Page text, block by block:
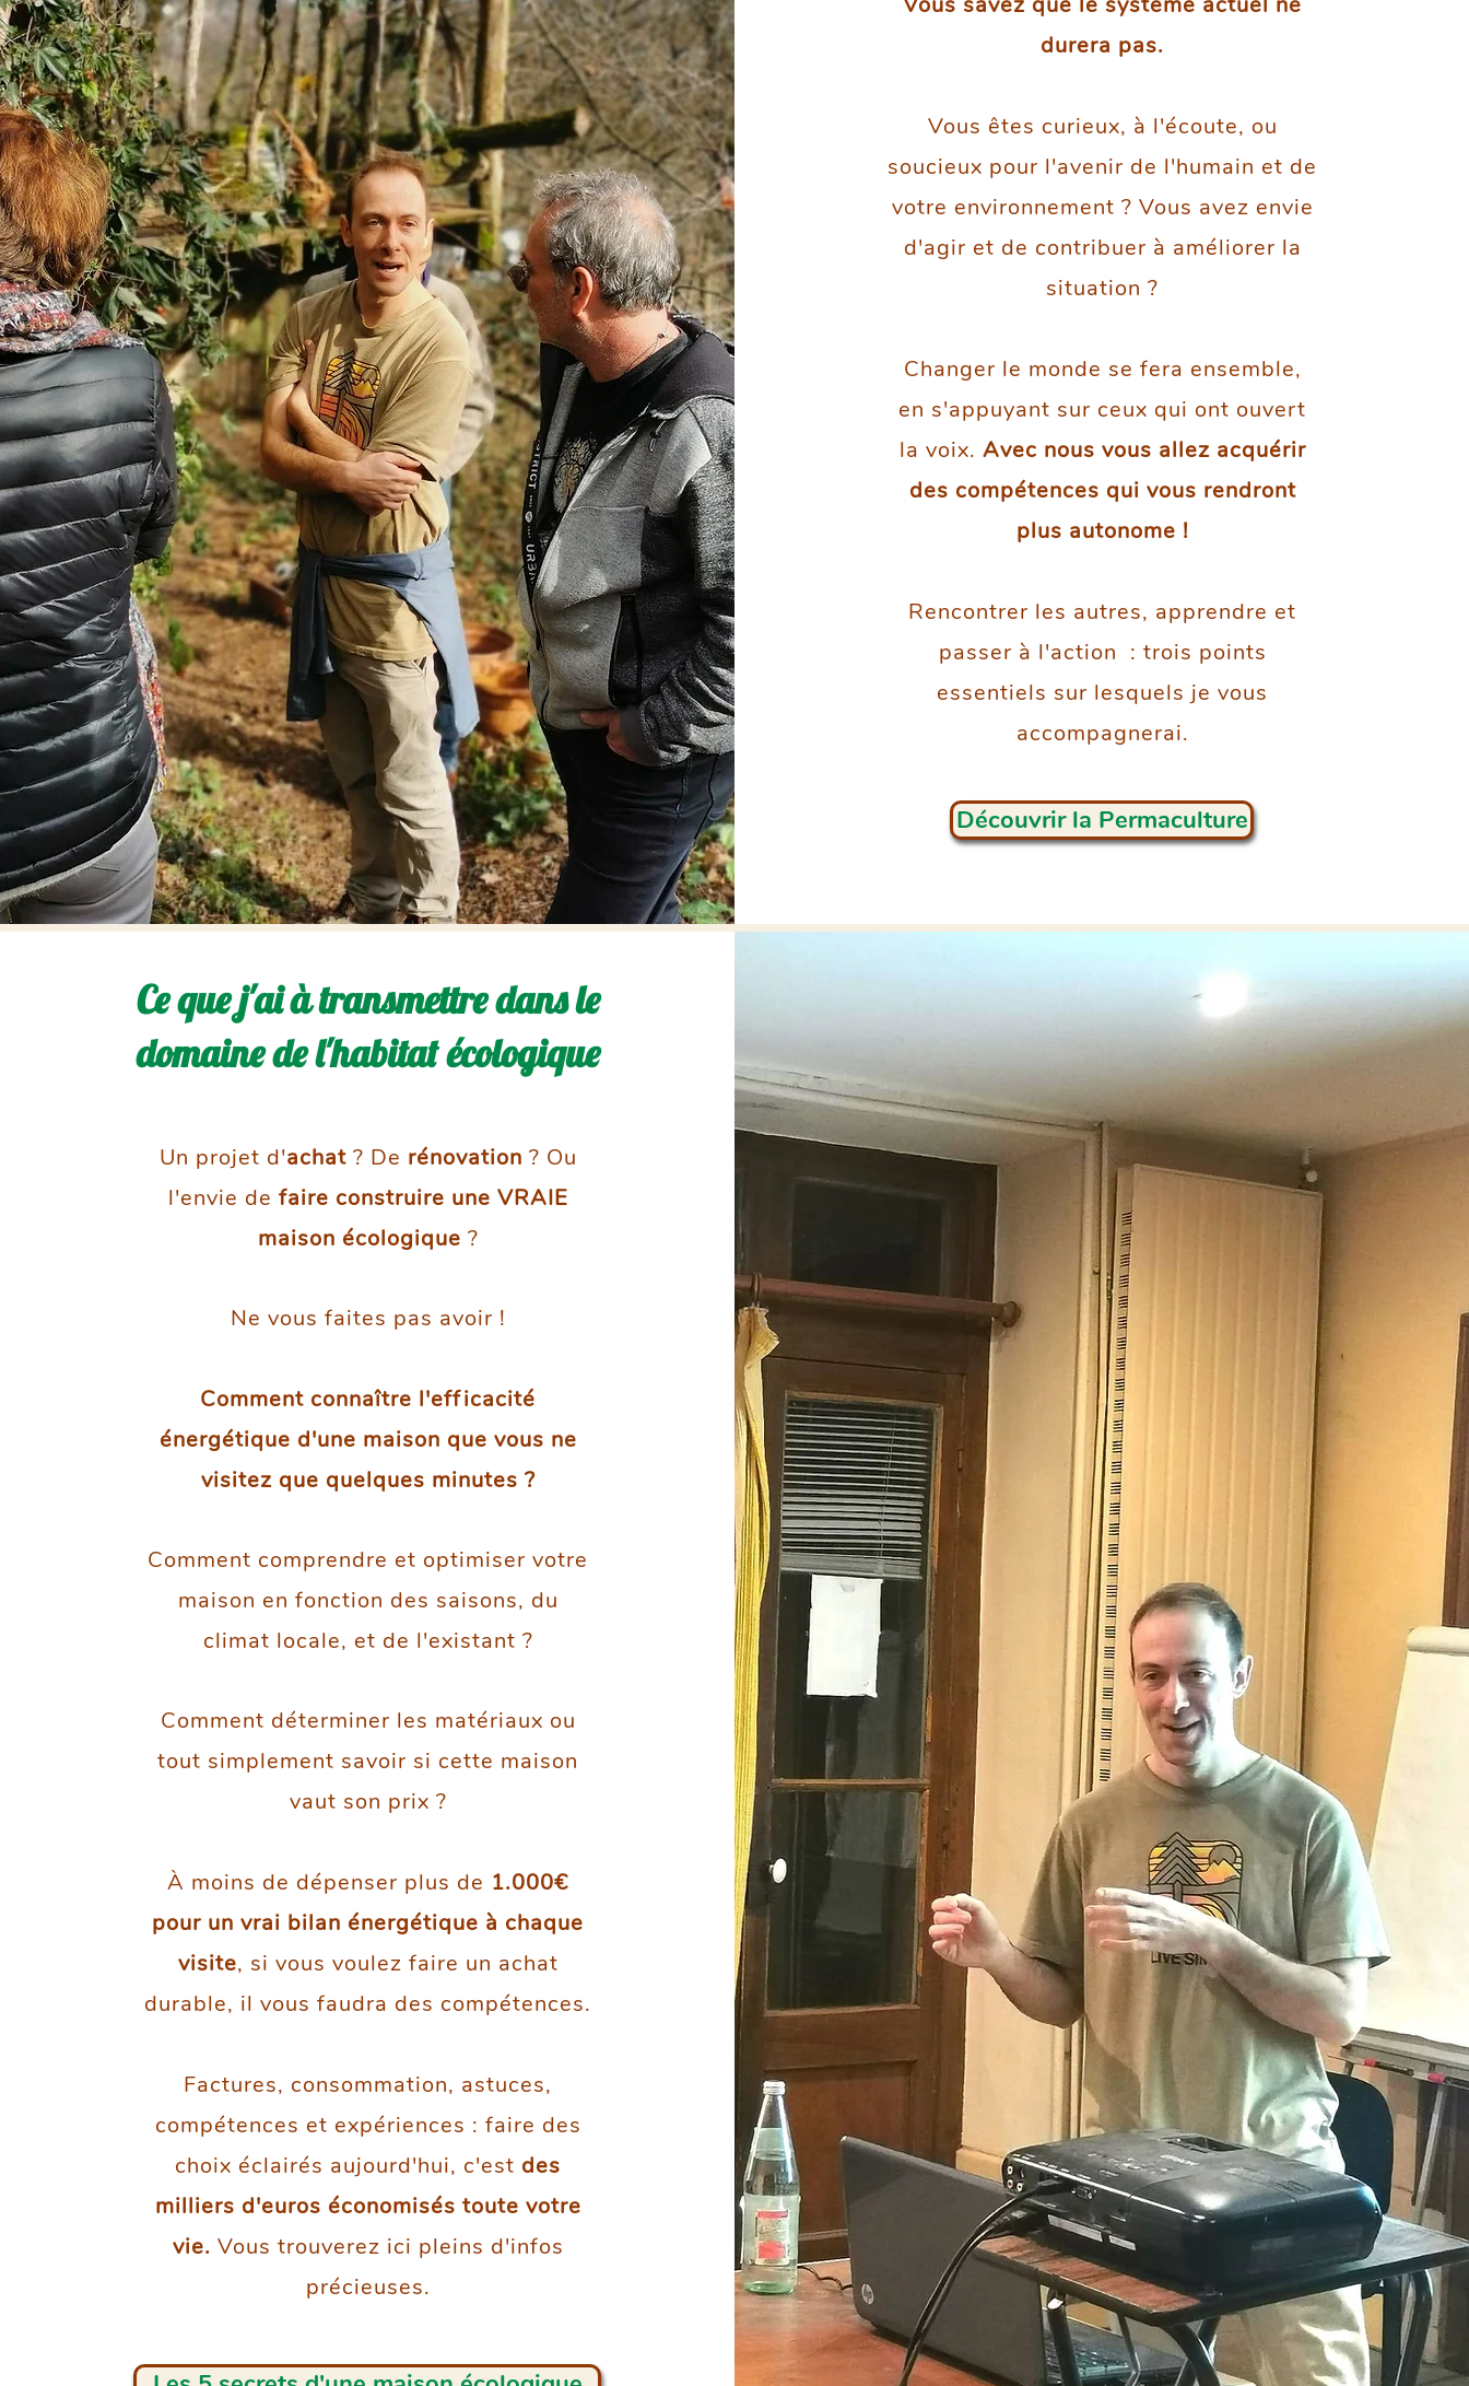
durera pas.
Vous êtes curieux, à l'écoute, ou
soucieux pour l'avenir de l'humain et de
votre environnement ? Vous avez envie
d'agir et de contribuer à améliorer la
situation ?
Changer le monde se fera ensemble,
en s'appuyant sur ceux qui ont ouvert
la voix. Avec nous vous allez acquérir
des compétences qui vous rendront
plus autonome !
Rencontrer les autres, apprendre et
passer à l'action : trois points
essentiels sur lesquels je vous
accompagnerai.
Découvrir la Permaculture
Ce que j'ai à transmettre dans le
domaine de l'habitat écologique
Un projet d'achat? De rénovation ? Ou
l'envie de faire construire une VRAIE
maison écologique ?
Ne vous faites pas avoir !
Comment connaître l'efficacité
énergétique d'une maison que vous ne
visitez que quelques minutes ?
Comment comprendre et optimiser votre
maison en fonction des saisons, du
climat locale, et de l'existant ?
Comment déterminer les matériaux ou
tout simplement savoir si cette maison
vaut son prix ?
À moins de dépenser plus de 1.000€
pour un vrai bilan énergétique à chaque
visite, si vous voulez faire un achat
durable, il vous faudra des compétences.
Factures, consommation, astuces,
compétences et expériences : faire des
choix éclairés aujourd'hui, c'est des
milliers d'euros économisés toute votre
vie. Vous trouverez ici pleins d'infos
précieuses.